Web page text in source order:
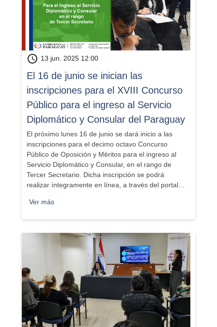
schedule 13 jun. 2025 12:00
El 16 de junio se inician las
inscripciones para el XVIII Concurso
Público para el ingreso al Servicio
Diplomático y Consular del Paraguay
El próximo lunes 16 de junio se dará inicio a las
inscripciones para el decimo octavo Concurso
Público de Oposición y Méritos para el ingreso al
Servicio Diplomático y Consular, en el rango de
Tercer Secretario. Dicha inscripción se podrá
realizar íntegramente en línea, a través del portal…
Ver más